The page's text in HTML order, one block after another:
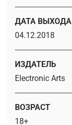
ДАТА ВЫХОДА
04.12.2018
ИЗДАТЕЛЬ
Electronic Arts
ВОЗРАСТ
18+